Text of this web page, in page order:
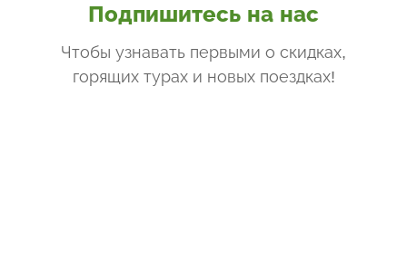
Подпишитесь на нас
Чтобы узнавать первыми о скидках,
горящих турах и новых поездках!